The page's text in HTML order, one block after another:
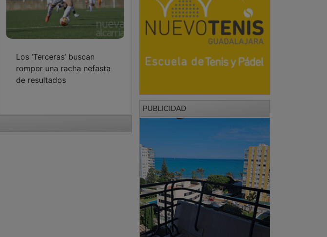
Los ‘Terceras’ buscan
romper una racha nefasta
de resultados
PUBLICIDAD